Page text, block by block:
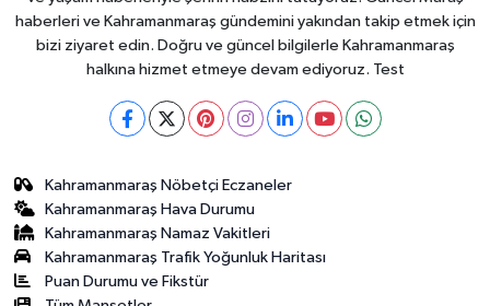
haberleri ve Kahramanmaraş gündemini yakından takip etmek için
bizi ziyaret edin. Doğru ve güncel bilgilerle Kahramanmaraş
halkına hizmet etmeye devam ediyoruz. Test
Kahramanmaraş Nöbetçi Eczaneler
Kahramanmaraş Hava Durumu
Kahramanmaraş Namaz Vakitleri
Kahramanmaraş Trafik Yoğunluk Haritası
Puan Durumu ve Fikstür